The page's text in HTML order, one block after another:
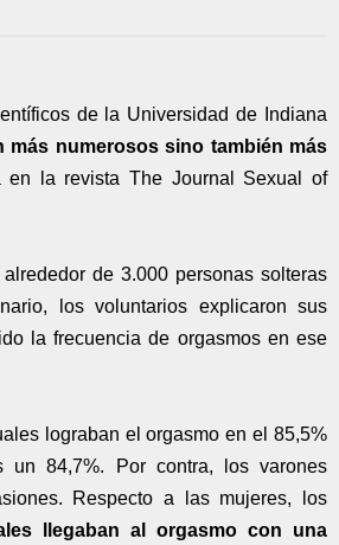
de la Universidad de Indiana
numerosos sino también más
en la revista The Journal Sexual of
de 3.000 personas solteras
los voluntarios explicaron sus
la frecuencia de orgasmos en ese
lograban el orgasmo en el 85,5%
un 84,7%. Por contra, los varones
Respecto a las mujeres, los
llegaban al orgasmo con una